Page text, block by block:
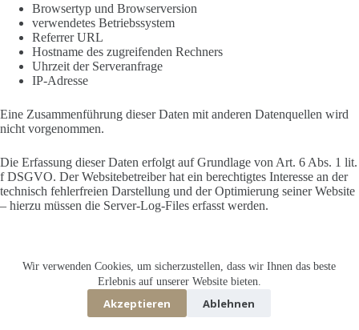
Wir verwenden Cookies, um sicherzustellen, dass wir Ihnen das beste
Erlebnis auf unserer Website bieten.
Akzeptieren Ablehnen
Browsertyp und Browserversion
verwendetes Betriebssystem
Referrer URL
Hostname des zugreifenden Rechners
Uhrzeit der Serveranfrage
IP-Adresse
Eine Zusammenführung dieser Daten mit anderen Datenquellen wird
nicht vorgenommen.
Die Erfassung dieser Daten erfolgt auf Grundlage von Art. 6 Abs. 1 lit.
f DSGVO. Der Websitebetreiber hat ein berechtigtes Interesse an der
technisch fehlerfreien Darstellung und der Optimierung seiner Website
– hierzu müssen die Server-Log-Files erfasst werden.
Datenschutzerklärung Impressum